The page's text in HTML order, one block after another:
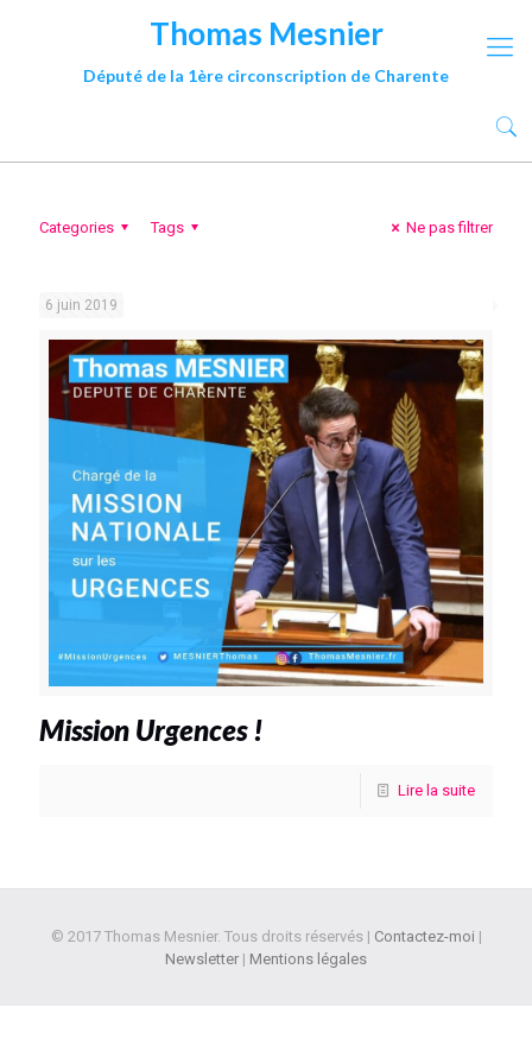
Thomas Mesnier
Député de la 1ère circonscription de Charente
Categories Tags Ne pas filtrer
6 juin 2019
Mission Urgences !
Lire la suite
© 2017 Thomas Mesnier. Tous droits réservés | Contactez-moi |
Newsletter | Mentions légales